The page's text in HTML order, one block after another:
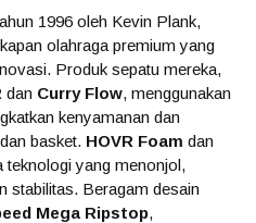
1996 oleh Kevin Plank,
olahraga premium yang
Produk sepatu mereka,
dan Curry Flow, menggunakan
kenyamanan dan
basket. HOVR Foam dan
teknologi yang menonjol,
stabilitas. Beragam desain
Mega Ripstop,